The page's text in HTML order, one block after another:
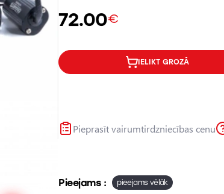
72.00€
IELIKT GROZĀ
Pieprasīt vairumtirdzniecības cenu
Pieejams : pieejams vēlāk